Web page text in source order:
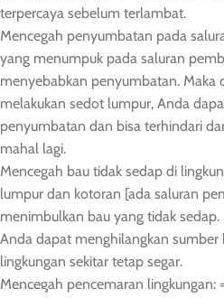
terpercaya sebelum terlambat.
Mencegah penyumbatan pada
yang menumpuk pada saluran
menyebabkan penyumbatan. Maka
melakukan sedot lumpur, Anda
penyumbatan dan bisa terhindari
mahal lagi.
Mencegah bau tidak sedap di
lumpur dan kotoran [ada saluran
menimbulkan bau yang tidak
Anda dapat menghilangkan sumber
lingkungan sekitar tetap segar.
Mencegah pencemaran lingkungan: